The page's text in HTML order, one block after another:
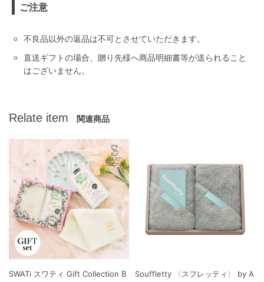
ご注意
不良品以外の返品は不可とさせていただきます。
直送ギフトの場合、贈り先様へ商品明細書等が送られること
はございません。
Relate item 関連商品
SWATi スワティ Gift Collection B
Souffletty 〈スフレッティ〉 by A